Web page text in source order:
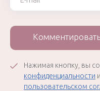
Нажимая кнопку, вы
конфиденциальности
пользовательском